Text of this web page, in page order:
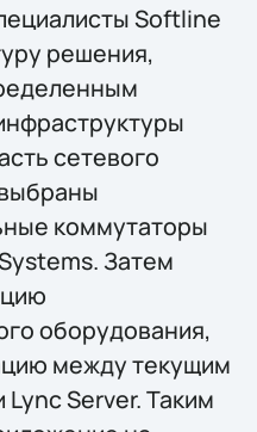
Softline
решения,
сетевого
коммутаторы
Затем
оборудования,
между текущим
Server. Таким